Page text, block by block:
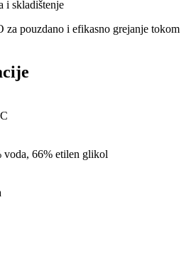
i skladištenje
pouzdano i efikasno grejanje tokom
voda, 66% etilen glikol